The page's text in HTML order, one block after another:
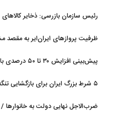
رئیس سازمان بازرسی: ذخایر
ظرفیت پروازهای ایران‌ایر به مقصد
پیش‌بینی
۵ شرط بزرگ ایران برای بازگشایی تنگه هرمز/ وال‌استریت ژورنال خبر داد
ضرب‌الاجل نهایی دولت به خانوارها /